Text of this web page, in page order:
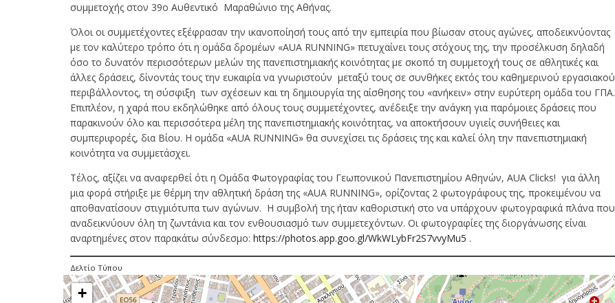
συμμετοχής στον 39ο Αυθεντικό Μαραθώνιο της Αθήνας.
Όλοι οι συμμετέχοντες εξέφρασαν την ικανοποίησή τους από την εμπειρία που βίωσαν στους αγώνες, αποδεικνύοντας
με τον καλύτερο τρόπο ότι η ομάδα δρομέων «AUA RUNNING» πετυχαίνει τους στόχους της, την προσέλκυση δηλαδή
όσο το δυνατόν περισσότερων μελών της πανεπιστημιακής κοινότητας με σκοπό τη συμμετοχή τους σε αθλητικές και
άλλες δράσεις, δίνοντάς τους την ευκαιρία να γνωριστούν μεταξύ τους σε συνθήκες εκτός του καθημερινού εργασιακού
περιβάλλοντος, τη σύσφιξη των σχέσεων και τη δημιουργία της αίσθησης του «ανήκειν» στην ευρύτερη ομάδα του ΓΠΑ.
Επιπλέον, η χαρά που εκδηλώθηκε από όλους τους συμμετέχοντες, ανέδειξε την ανάγκη για παρόμοιες δράσεις που
παρακινούν όλο και περισσότερα μέλη της πανεπιστημιακής κοινότητας, να αποκτήσουν υγιείς συνήθειες και
συμπεριφορές, δια Βίου. Η ομάδα «AUA RUNNING» θα συνεχίσει τις δράσεις της και καλεί όλη την πανεπιστημιακή
κοινότητα να συμμετάσχει.
Τέλος, αξίζει να αναφερθεί ότι η Ομάδα Φωτογραφίας του Γεωπονικού Πανεπιστημίου Αθηνών, AUA Clicks! για άλλη
μια φορά στήριξε με θέρμη την αθλητική δράση της «AUA RUNNING», ορίζοντας 2 φωτογράφους της, προκειμένου να
αποθανατίσουν στιγμιότυπα των αγώνων. Η συμβολή της ήταν καθοριστική στο να υπάρχουν φωτογραφικά πλάνα που
αναδεικνύουν όλη τη ζωντάνια και τον ενθουσιασμό των συμμετεχόντων. Οι φωτογραφίες της διοργάνωσης είναι
αναρτημένες στον παρακάτω σύνδεσμο: https://photos.app.goo.gl/WkWLybFr2S7vvyMu5 .
Δελτίο Τύπου
+